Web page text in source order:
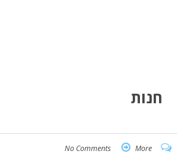
חנות
No Comments More